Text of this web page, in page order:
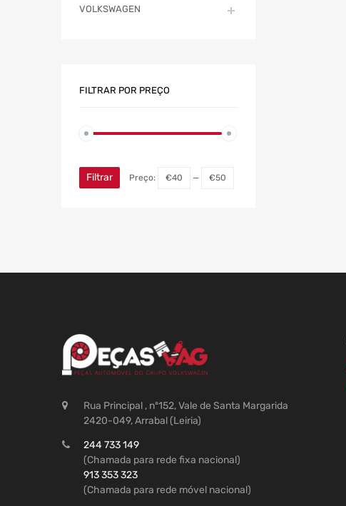
VOLKSWAGEN
FILTRAR POR PREÇO
Filtrar Preço: €40 — €50
Rua Principal , nº152, Vale de Santa Margarida
2420-049, Arrabal (Leiria)
244 733 149
(Chamada para rede fixa nacional)
913 353 323
(Chamada para rede móvel nacional)